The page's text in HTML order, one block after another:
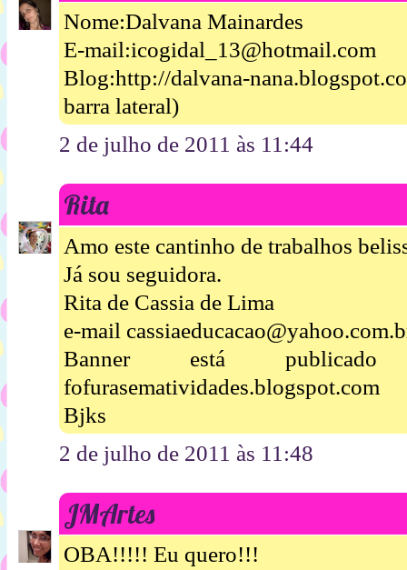
Nome:Dalvana Mainardes
E-mail:icogidal_13@hotmail.com
Blog:http://dalvana-
barra lateral)
2 de julho de 2011 às 11:44
Rita
Amo este cantinho de trabalhos
Já sou seguidora.
Rita de Cassia de Lima
e-mail
Banner está
fofurasematividades.blogspot.com
Bjks
2 de julho de 2011 às 11:48
JMArtes
OBA!!!!! Eu quero!!!